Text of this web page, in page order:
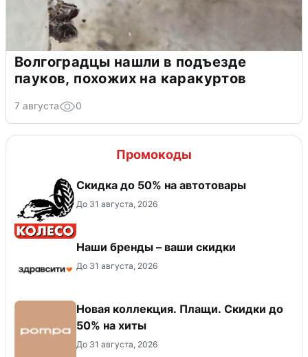
Волгоградцы нашли в подъезде
пауков, похожих на каракуртов
7 августа 0
Промокоды
Скидка до 50% на автотовары
До 31 августа, 2026
Наши бренды – ваши скидки
До 31 августа, 2026
Новая коллекция. Плащи. Скидки до
50% на хиты
До 31 августа, 2026